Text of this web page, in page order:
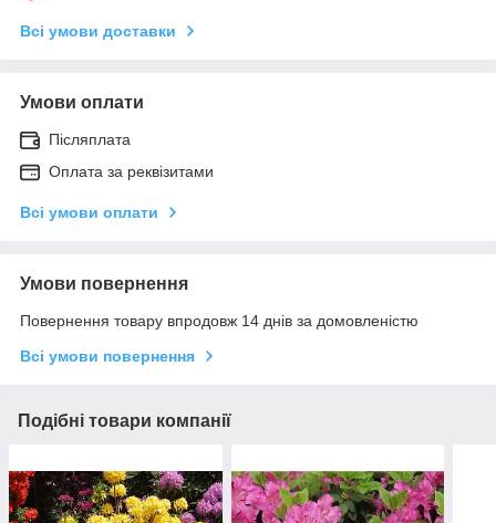
Всі умови доставки
Умови оплати
Післяплата
Оплата за реквізитами
Всі умови оплати
Умови повернення
Повернення товару впродовж 14 днів за домовленістю
Всі умови повернення
Подібні товари компанії